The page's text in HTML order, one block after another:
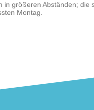
in größeren Abständen; die
Montag.